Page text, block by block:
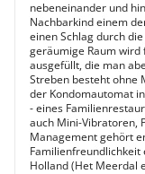
nebeneinander und
Nachbarkind einem
einen Schlag durch
geräumige Raum
ausgefüllt, die man
Streben besteht ohne
der Kondomautomat
- eines
auch Mini-Vibratoren,
Management gehört
Familienfreundlichkeit
Holland (Het Meerdal